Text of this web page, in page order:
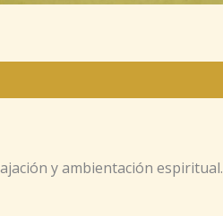
y ambientación espiritual.